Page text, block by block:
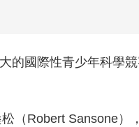
的國際性青少年科學
（Robert Sansone）